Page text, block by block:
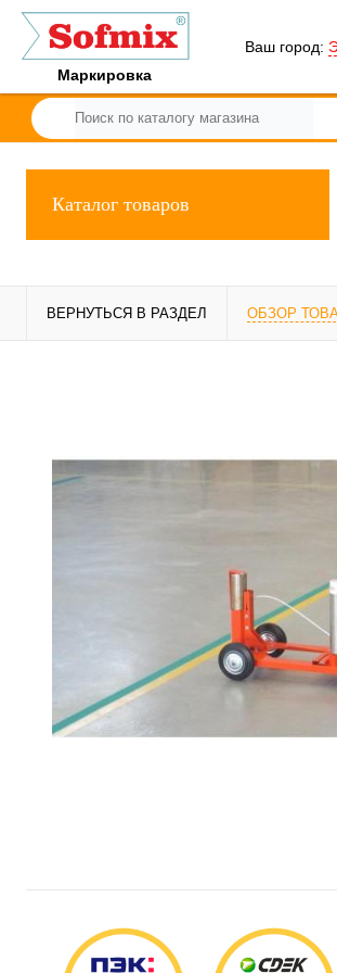
Маркировка
Ваш город:
Каталог товаров
ВЕРНУТЬСЯ В РАЗДЕЛ ОБЗОР